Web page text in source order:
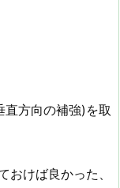
方向の補強)を取
けば良かった、